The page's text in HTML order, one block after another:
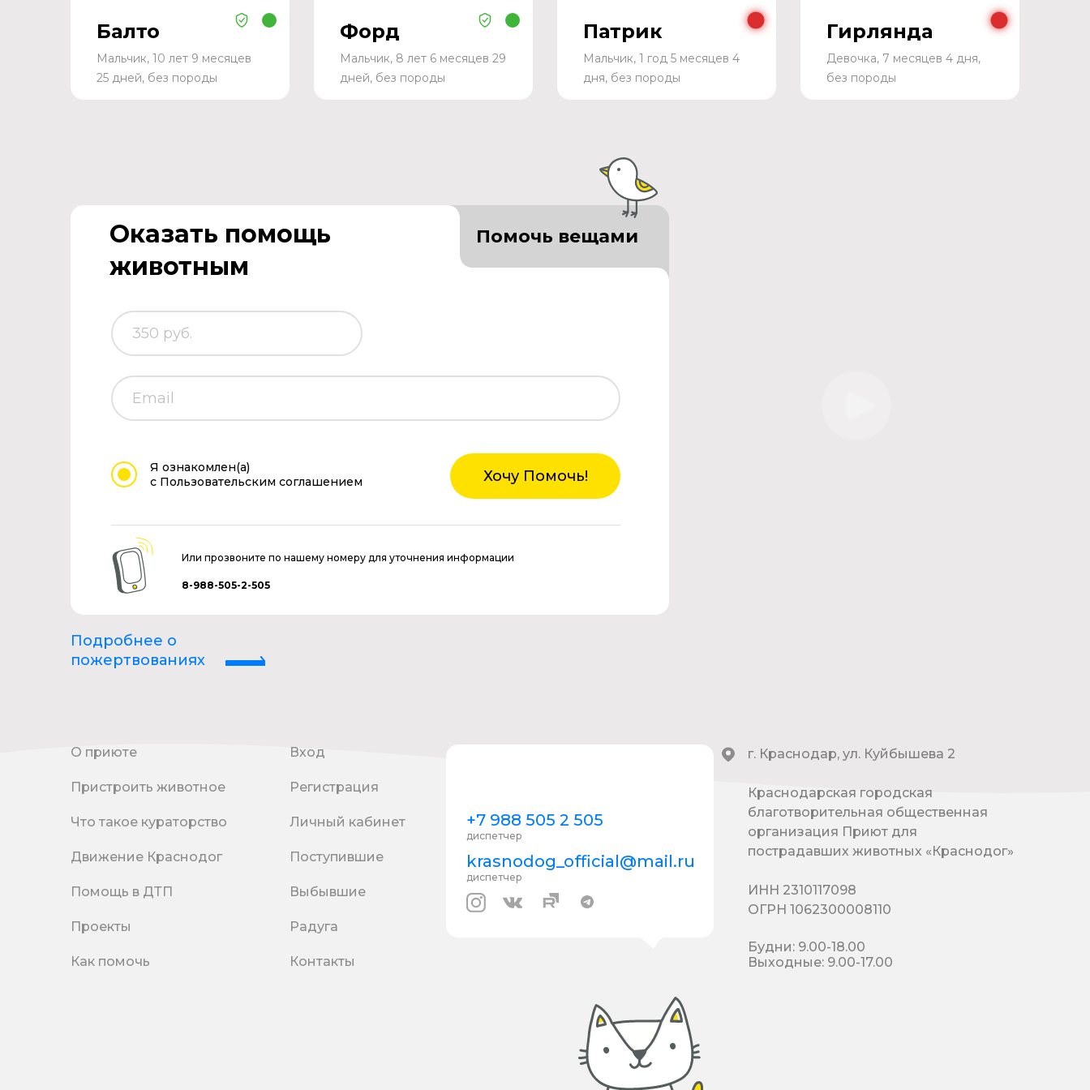
Балто
Мальчик, 10 лет 9 месяцев
25 дней, без породы
Форд
Мальчик, 8 лет 6 месяцев 29
дней, без породы
Патрик
Мальчик, 1 год 5 месяцев 4
дня, без породы
Гирлянда
Девочка, 7 месяцев 4 дня,
без породы
Оказать помощь
животным
Помочь вещами
Я ознакомлен(а)
с Пользовательским соглашением
Хочу Помочь!
Или прозвоните по нашему номеру для уточнения информации
8-988-505-2-505
Подробнее о
пожертвованиях
О приюте
Пристроить животное
Что такое кураторство
Движение Краснодог
Помощь в ДТП
Проекты
Как помочь
Вход
Регистрация
Личный кабинет
Поступившие
Выбывшие
Радуга
Контакты
+7 988 505 2 505
диспетчер
krasnodog_official@mail.ru
диспетчер
г. Краснодар, ул. Куйбышева 2
Краснодарская городская
благотворительная общественная
организация Приют для
пострадавших животных «Краснодог»
ИНН 2310117098
ОГРН 1062300008110
Будни: 9.00-18.00
Выходные: 9.00-17.00